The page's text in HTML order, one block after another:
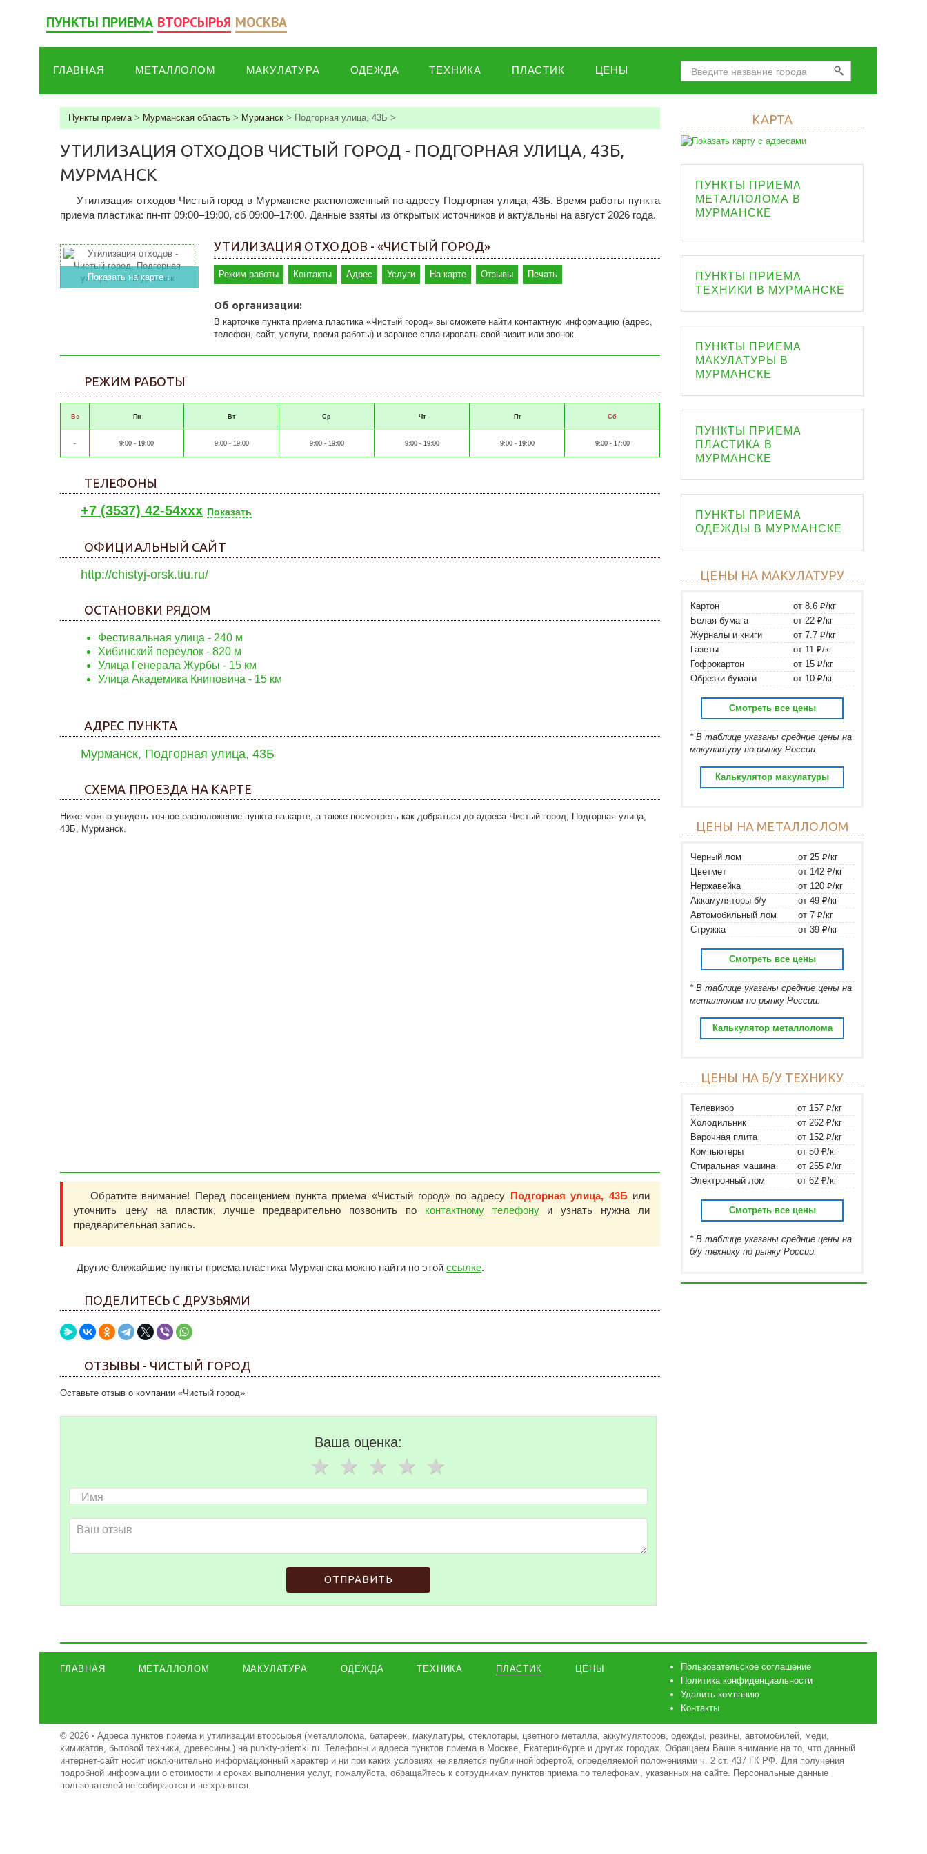
ПУНКТЫ ПРИЕМА ВТОРСЫРЬЯ МОСКВА
ГЛАВНАЯ МЕТАЛЛОЛОМ МАКУЛАТУРА ОДЕЖДА ТЕХНИКА ПЛАСТИК ЦЕНЫ
Пункты приема> Мурманская область > Мурманск > Подгорная улица, 43Б >
УТИЛИЗАЦИЯ ОТХОДОВ ЧИСТЫЙ ГОРОД - ПОДГОРНАЯ УЛИЦА, 43Б,
МУРМАНСК
Утилизация отходов Чистый город в Мурманске расположенный по адресу Подгорная улица, 43Б. Время работы пункта
приема пластика: пн-пт 09:00–19:00, сб 09:00–17:00. Данные взяты из открытых источников и актуальны на август 2026 года.
Показать на карте ↓
УТИЛИЗАЦИЯ ОТХОДОВ - «ЧИСТЫЙ ГОРОД»
Режим работы Контакты Адрес Услуги На карте Отзывы Печать
Об организации:
В карточке пункта приема пластика «Чистый город» вы сможете найти контактную информацию (адрес,
телефон, сайт, услуги, время работы) и заранее спланировать свой визит или звонок.
РЕЖИМ РАБОТЫ
Вс Пн Вт Ср Чт Пт Сб
- 9:00 - 19:00 9:00 - 19:00 9:00 - 19:00 9:00 - 19:00 9:00 - 19:00 9:00 - 17:00
ТЕЛЕФОНЫ
+7 (3537) 42-54xxx Показать
ОФИЦИАЛЬНЫЙ САЙТ
http://chistyj-orsk.tiu.ru/
ОСТАНОВКИ РЯДОМ
Фестивальная улица - 240 м
Хибинский переулок - 820 м
Улица Генерала Журбы - 15 км
Улица Академика Книповича - 15 км
АДРЕС ПУНКТА
Мурманск, Подгорная улица, 43Б
СХЕМА ПРОЕЗДА НА КАРТЕ
Ниже можно увидеть точное расположение пункта на карте, а также посмотреть как добраться до адреса Чистый город, Подгорная улица,
43Б, Мурманск.
Обратите внимание! Перед посещением пункта приема «Чистый город» по адресу Подгорная улица, 43Били
уточнить цену на пластик, лучше предварительно позвонить по контактному телефонуи узнать нужна ли
предварительная запись.
Другие ближайшие пункты приема пластика Мурманска можно найти по этой ссылке.
ПОДЕЛИТЕСЬ С ДРУЗЬЯМИ
ОТЗЫВЫ - ЧИСТЫЙ ГОРОД
Оставьте отзыв о компании «Чистый город»
Ваша оценка:
ОТПРАВИТЬ
КАРТА
ПУНКТЫ ПРИЕМА
МЕТАЛЛОЛОМА В
МУРМАНСКЕ
ПУНКТЫ ПРИЕМА
ТЕХНИКИ В МУРМАНСКЕ
ПУНКТЫ ПРИЕМА
МАКУЛАТУРЫ В
МУРМАНСКЕ
ПУНКТЫ ПРИЕМА
ПЛАСТИКА В
МУРМАНСКЕ
ПУНКТЫ ПРИЕМА
ОДЕЖДЫ В МУРМАНСКЕ
ЦЕНЫ НА МАКУЛАТУРУ
Картон
от 8.6 ₽/кг
Белая бумага
от 22 ₽/кг
Журналы и книги
от 7.7 ₽/кг
Газеты
от 11 ₽/кг
Гофрокартон
от 15 ₽/кг
Обрезки бумаги
от 10 ₽/кг
Смотреть все цены
* В таблице указаны средние цены на
макулатуру по рынку России.
Калькулятор макулатуры
ЦЕНЫ НА МЕТАЛЛОЛОМ
Черный лом
от 25 ₽/кг
Цветмет
от 142 ₽/кг
Нержавейка
от 120 ₽/кг
Аккамуляторы б/у
от 49 ₽/кг
Автомобильный лом
от 7 ₽/кг
Стружка
от 39 ₽/кг
Смотреть все цены
* В таблице указаны средние цены на
металлолом по рынку России.
Калькулятор металлолома
ЦЕНЫ НА Б/У ТЕХНИКУ
Телевизор
от 157 ₽/кг
Холодильник
от 262 ₽/кг
Варочная плита
от 152 ₽/кг
Компьютеры
от 50 ₽/кг
Стиральная машина
от 255 ₽/кг
Электронный лом
от 62 ₽/кг
Смотреть все цены
* В таблице указаны средние цены на
б/у технику по рынку России.
ГЛАВНАЯ МЕТАЛЛОЛОМ МАКУЛАТУРА ОДЕЖДА ТЕХНИКА ПЛАСТИК ЦЕНЫ
Пользовательское соглашение
Политика конфиденциальности
Удалить компанию
Контакты
© 2026 · Адреса пунктов приема и утилизации вторсырья (металлолома, батареек, макулатуры, стеклотары, цветного металла, аккумуляторов, одежды, резины, автомобилей, меди,
химикатов, бытовой техники, древесины.) на punkty-priemki.ru. Телефоны и адреса пунктов приема в Москве, Екатеринбурге и других городах. Обращаем Ваше внимание на то, что данный
интернет-сайт носит исключительно информационный характер и ни при каких условиях не является публичной офертой, определяемой положениями ч. 2 ст. 437 ГК РФ. Для получения
подробной информации о стоимости и сроках выполнения услуг, пожалуйста, обращайтесь к сотрудникам пунктов приема по телефонам, указанных на сайте. Персональные данные
пользователей не собираются и не хранятся.